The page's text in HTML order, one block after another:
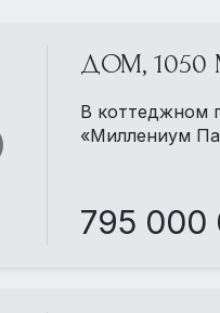
ДОМ, 1050
В коттеджном
«Миллениум
795 000